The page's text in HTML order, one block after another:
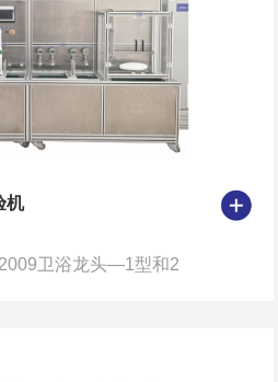
机
卫浴龙头—1型和2